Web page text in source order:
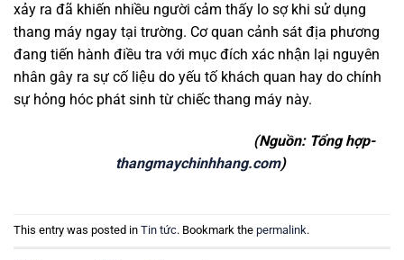
xảy ra đã khiến nhiều người cảm thấy lo sợ khi sử dụng
thang máy ngay tại trường. Cơ quan cảnh sát địa phương
đang tiến hành điều tra với mục đích xác nhận lại nguyên
nhân gây ra sự cố liệu do yếu tố khách quan hay do chính
sự hỏng hóc phát sinh từ chiếc thang máy này.
(Nguồn: Tổng hợp-
thangmaychinhhang.com)
This entry was posted in Tin tức. Bookmark the permalink.